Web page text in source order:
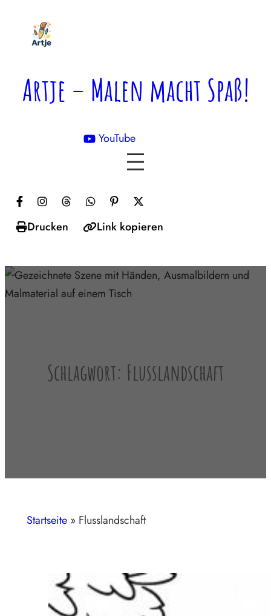
springen
Artje – Malen macht Spaß!
YouTube

Drucken Link kopieren
Schlagwort: Flusslandschaft
Startseite » Flusslandschaft